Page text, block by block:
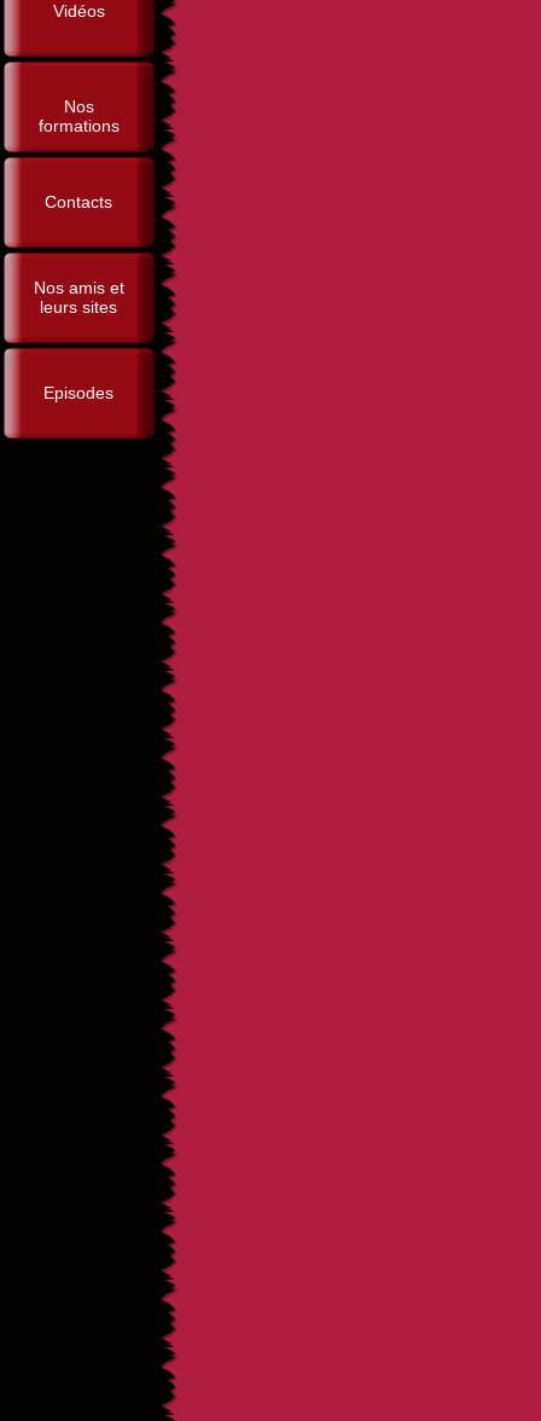
Vidéos
Nos
formations
Contacts
Nos amis et
leurs sites
Episodes